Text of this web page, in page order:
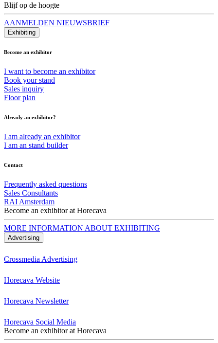
Blijf op de hoogte
AANMELDEN NIEUWSBRIEF
Exhibiting
Become an exhibitor
I want to become an exhibitor
Book your stand
Sales inquiry
Floor plan
Already an exhibitor?
I am already an exhibitor
I am an stand builder
Contact
Frequently asked questions
Sales Consultants
RAI Amsterdam
Become an exhibitor at Horecava
MORE INFORMATION ABOUT EXHIBITING
Advertising
Crossmedia Advertising
Horecava Website
Horecava Newsletter
Horecava Social Media
Become an exhibitor at Horecava